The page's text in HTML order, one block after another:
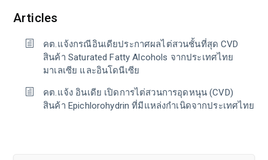
Articles
คต.แจ้งกรณีอินเดียประกาศผลไต่สวนชั้นที่สุด CVD
สินค้า Saturated Fatty Alcohols จากประเทศไทย
มาเลเซีย และอินโดนีเซีย
คต.แจ้ง อินเดีย เปิดการไต่สวนการอุดหนุน (CVD)
สินค้า Epichlorohydrin ที่มีแหล่งกำเนิดจากประเทศไทย